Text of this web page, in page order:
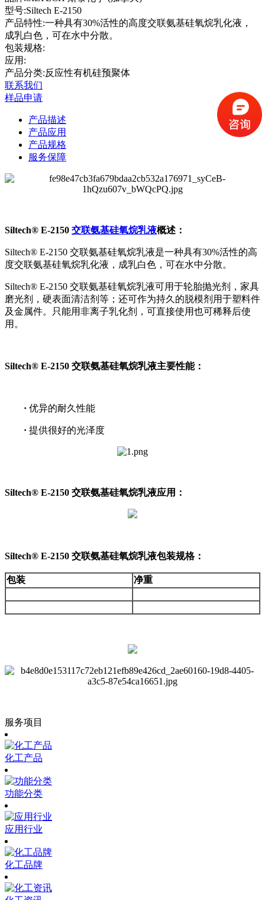
型号:Siltech E-2150
产品特性:一种具有30%活性的高度交联氨基硅氧烷乳化液，
成乳白色，可在水中分散。
包装规格:
应用:
产品分类:反应性有机硅预聚体
联系我们
样品申请
产品描述
产品应用
产品规格
服务保障
Siltech® E-2150 交联氨基硅氧烷乳液概述：
Siltech® E-2150 交联氨基硅氧烷乳液是一种具有30%活性的高
度交联氨基硅氧烷乳化液，成乳白色，可在水中分散。
Siltech® E-2150 交联氨基硅氧烷乳液可用于轮胎抛光剂，家具
磨光剂，硬表面清洁剂等；还可作为持久的脱模剂用于塑料件
及金属件。只能用非离子乳化剂，可直接使用也可稀释后使
用。
Siltech® E-2150 交联氨基硅氧烷乳液主要性能：
· 优异的耐久性能
· 提供很好的光泽度
Siltech® E-2150 交联氨基硅氧烷乳液应用：
Siltech® E-2150 交联氨基硅氧烷乳液包装规格：
包装 净重
服务项目
化工产品
功能分类
应用行业
化工品牌